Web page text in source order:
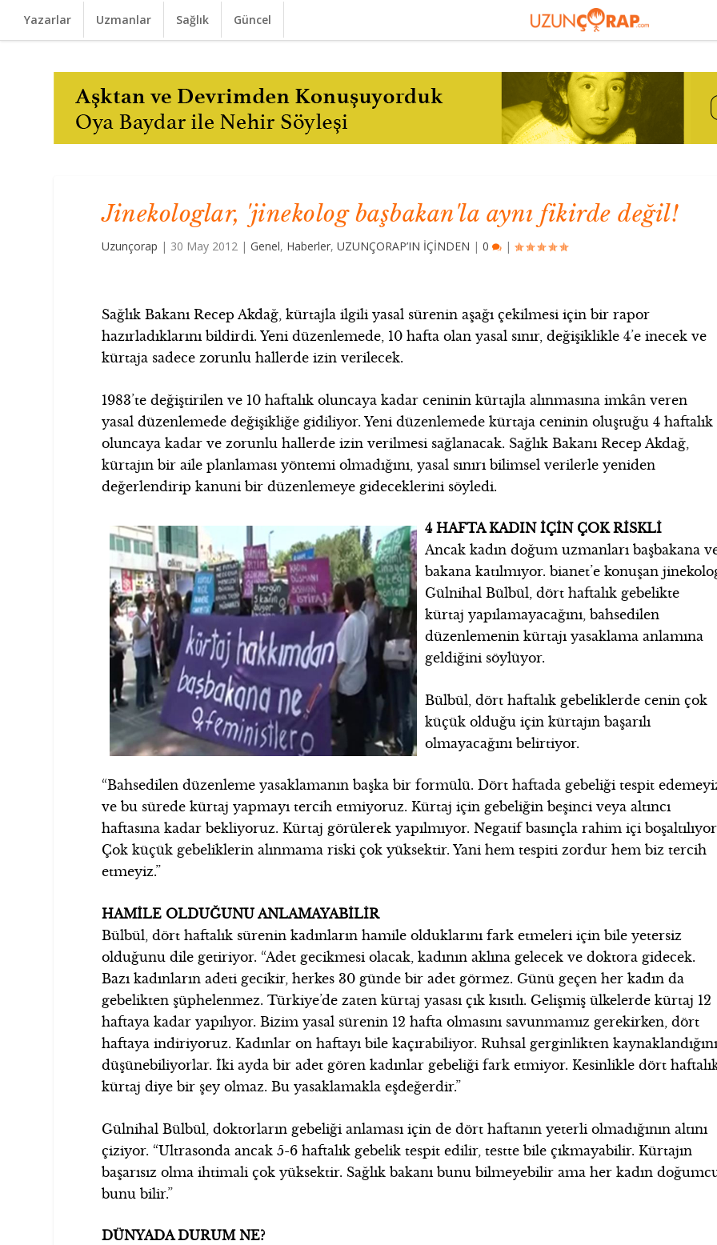
Yazarlar Uzmanlar Sağlık Güncel
Jinekologlar, 'jinekolog başbakan'la aynı fikirde değil!
Uzunçorap | 30 May 2012 |Genel, Haberler,UZUNÇORAP’IN İÇİNDEN |0 |
Sağlık Bakanı Recep Akdağ, kürtajla ilgili yasal sürenin aşağı çekilmesi için bir rapor
hazırladıklarını bildirdi. Yeni düzenlemede, 10 hafta olan yasal sınır, değişiklikle 4’e inecek ve
kürtaja sadece zorunlu hallerde izin verilecek.
1983’te değiştirilen ve 10 haftalık oluncaya kadar ceninin kürtajla alınmasına imkân veren
yasal düzenlemede değişikliğe gidiliyor. Yeni düzenlemede kürtaja ceninin oluştuğu 4 haftalık
oluncaya kadar ve zorunlu hallerde izin verilmesi sağlanacak. Sağlık Bakanı Recep Akdağ,
kürtajın bir aile planlaması yöntemi olmadığını, yasal sınırı bilimsel verilerle yeniden
değerlendirip kanuni bir düzenlemeye gideceklerini söyledi.
4 HAFTA KADIN İÇİN ÇOK RİSKLİ
Ancak kadın doğum uzmanları başbakana
bakana katılmıyor. bianet’e konuşan
Gülnihal Bülbül, dört haftalık gebelikte
kürtaj yapılamayacağını, bahsedilen
düzenlemenin kürtajı yasaklama anlamına
geldiğini söylüyor.
Bülbül, dört haftalık gebeliklerde cenin çok
küçük olduğu için kürtajın başarılı
olmayacağını belirtiyor.
“Bahsedilen düzenleme yasaklamanın başka bir formülü. Dört haftada gebeliği tespit
ve bu sürede kürtaj yapmayı tercih etmiyoruz. Kürtaj için gebeliğin beşinci veya altıncı
haftasına kadar bekliyoruz. Kürtaj görülerek yapılmıyor. Negatif basınçla rahim içi
Çok küçük gebeliklerin alınmama riski çok yüksektir. Yani hem tespiti zordur hem biz tercih
etmeyiz.”
HAMİLE OLDUĞUNU ANLAMAYABİLİR
Bülbül, dört haftalık sürenin kadınların hamile olduklarını fark etmeleri için bile yetersiz
olduğunu dile getiriyor. “Adet gecikmesi olacak, kadının aklına gelecek ve doktora gidecek.
Bazı kadınların adeti gecikir, herkes 30 günde bir adet görmez. Günü geçen her kadın da
gebelikten şüphelenmez. Türkiye’de zaten kürtaj yasası çık kısıtlı. Gelişmiş ülkelerde kürtaj 12
haftaya kadar yapılıyor. Bizim yasal sürenin 12 hafta olmasını savunmamız gerekirken, dört
haftaya indiriyoruz. Kadınlar on haftayı bile kaçırabiliyor. Ruhsal gerginlikten
düşünebiliyorlar. İki ayda bir adet gören kadınlar gebeliği fark etmiyor. Kesinlikle dört
kürtaj diye bir şey olmaz. Bu yasaklamakla eşdeğerdir.”
Gülnihal Bülbül, doktorların gebeliği anlaması için de dört haftanın yeterli olmadığının altını
çiziyor. “Ultrasonda ancak 5-6 haftalık gebelik tespit edilir, testte bile çıkmayabilir. Kürtajın
başarısız olma ihtimali çok yüksektir. Sağlık bakanı bunu bilmeyebilir ama her kadın
bunu bilir.”
DÜNYADA DURUM NE?